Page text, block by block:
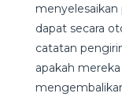
dapat secara
catatan
apakah